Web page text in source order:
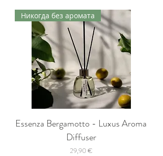
Никогда без аромата
Essenza Bergamotto - Luxus Aroma
Diffuser
Цена
29,90 €